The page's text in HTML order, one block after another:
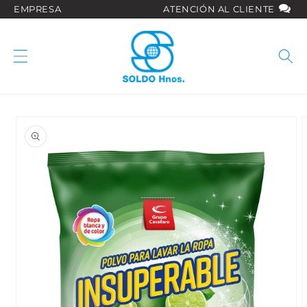
directamente
EMPRESA ATENCIÓN AL CLIENTE
información
del producto